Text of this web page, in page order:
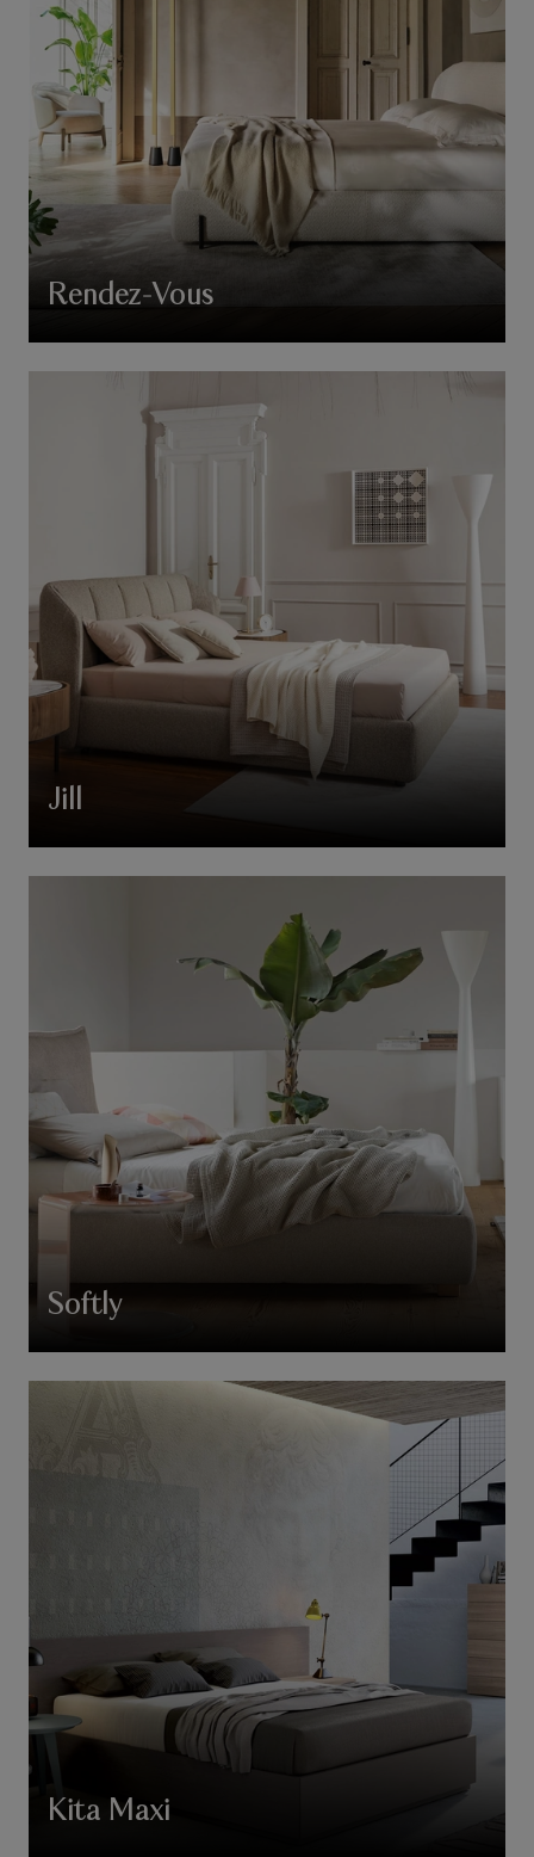
Rendez-Vous
Jill
Softly
Kita Maxi